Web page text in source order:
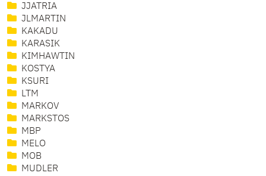
JJATRIA
JLMARTIN
KAKADU
KARASIK
KIMHAWTIN
KOSTYA
KSURI
LTM
MARKOV
MARKSTOS
MBP
MELO
MOB
MUDLER